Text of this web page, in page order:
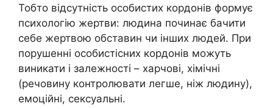
Тобто відсутність особистих кордонів формує
психологію жертви: людина починає бачити
себе жертвою обставин чи інших людей. При
порушенні особистісних кордонів можуть
виникати і залежності – харчові, хімічні
(речовину контролювати легше, ніж людину),
емоційні, сексуальні.